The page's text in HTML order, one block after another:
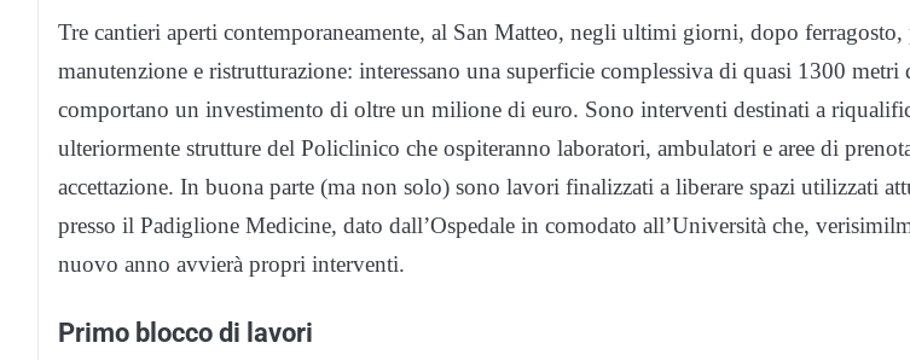
Tre cantieri aperti contemporaneamente, al San Matteo, negli ultimi giorni, dopo
manutenzione e ristrutturazione: interessano una superficie complessiva di quasi 1300 metri
comportano un investimento di oltre un milione di euro. Sono interventi destinati a
ulteriormente strutture del Policlinico che ospiteranno laboratori, ambulatori e aree di
accettazione. In buona parte (ma non solo) sono lavori finalizzati a liberare spazi utilizzati
presso il Padiglione Medicine, dato dall’Ospedale in comodato all’Università che,
nuovo anno avvierà propri interventi.
Primo blocco di lavori